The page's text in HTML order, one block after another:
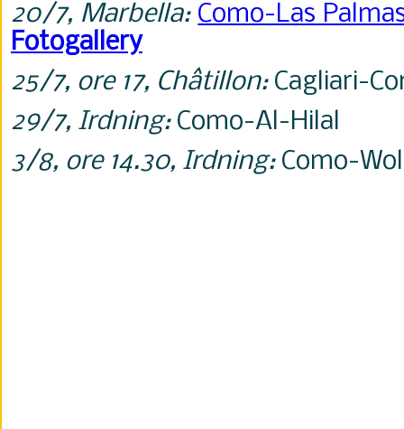
20/7, Marbella: Como-Las
Fotogallery
25/7, ore 17, Châtillon:Cagliari-
29/7, Irdning: Como-Al-Hilal
3/8, ore 14.30, Irdning: Como-